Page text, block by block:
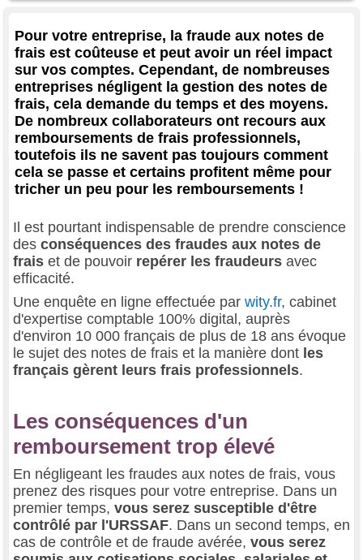
Pour votre entreprise, la fraude aux notes de
frais est coûteuse et peut avoir un réel impact
sur vos comptes. Cependant, de nombreuses
entreprises négligent la gestion des notes de
frais, cela demande du temps et des moyens.
De nombreux collaborateurs ont recours aux
remboursements de frais professionnels,
toutefois ils ne savent pas toujours comment
cela se passe et certains profitent même pour
tricher un peu pour les remboursements !
Il est pourtant indispensable de prendre conscience
des conséquences des fraudes aux notes de
frais et de pouvoir repérer les fraudeurs avec
efficacité.
Une enquête en ligne effectuée par wity.fr, cabinet
d'expertise comptable 100% digital, auprès
d'environ 10 000 français de plus de 18 ans évoque
le sujet des notes de frais et la manière dont les
français gèrent leurs frais professionnels.
Les conséquences d'un
remboursement trop élevé
En négligeant les fraudes aux notes de frais, vous
prenez des risques pour votre entreprise. Dans un
premier temps, vous serez susceptible d'être
contrôlé par l'URSSAF. Dans un second temps, en
cas de contrôle et de fraude avérée, vous serez